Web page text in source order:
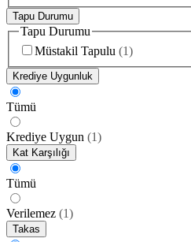
Tapu Durumu
Tapu Durumu
Müstakil Tapulu (1)
Krediye Uygunluk
Tümü
Krediye Uygun (1)
Kat Karşılığı
Tümü
Verilemez (1)
Takas